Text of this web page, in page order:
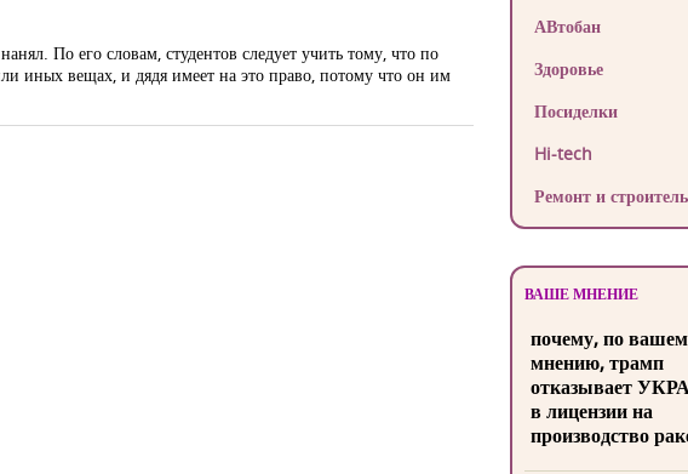
По его словам, студентов следует учить тому, что по
иных вещах, и дядя имеет на это право, потому что он им
АВтобан
Здоровье
Посиделки
Hi-tech
Ремонт и
ВАШЕ МНЕНИЕ
почему, по
мнению, трамп
отказывает
в лицензии на
производство